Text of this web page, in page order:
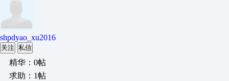
shpdyao_xu2016
关注 私信
精华：0帖
求助：1帖